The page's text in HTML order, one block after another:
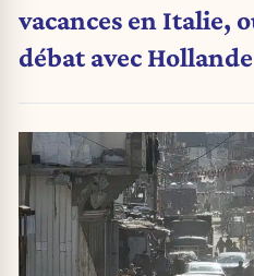
vacances en Italie,
débat avec Hollande